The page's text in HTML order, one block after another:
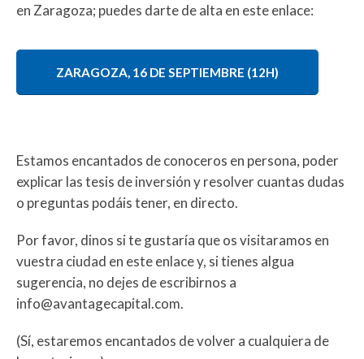
en Zaragoza; puedes darte de alta en este enlace:
ZARAGOZA, 16 DE SEPTIEMBRE (12H)
Estamos encantados de conoceros en persona, poder
explicar las tesis de inversión y resolver cuantas dudas
o preguntas podáis tener, en directo.
Por favor, dinos si te gustaría que os visitaramos en
vuestra ciudad en este enlace y, si tienes algua
sugerencia, no dejes de escribirnos a
info@avantagecapital.com.
(Sí, estaremos encantados de volver a cualquiera de